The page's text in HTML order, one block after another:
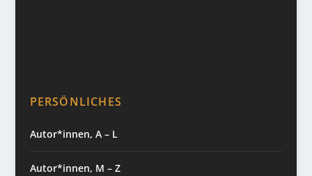
PERSÖNLICHES
Autor*innen, A – L
Autor*innen, M – Z